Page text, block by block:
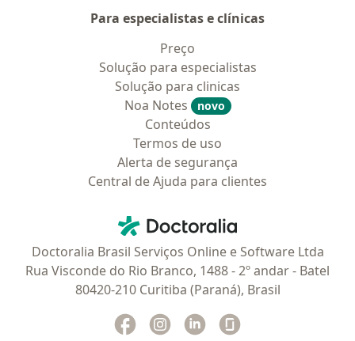
Para especialistas e clínicas
Preço
Solução para especialistas
Solução para clinicas
Noa Notes
novo
Conteúdos
Termos de uso
Alerta de segurança
Central de Ajuda para clientes
Doctoralia - Homepage
Doctoralia Brasil Serviços Online e Software Ltda
Rua Visconde do Rio Branco, 1488 - 2º andar - Batel
80420-210 Curitiba (Paraná), Brasil
Facebook
abre num novo separador
Instagram
abre num novo separador
Linkedin
abre num novo